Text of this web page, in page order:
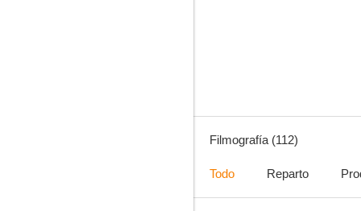
Filmografía (112)
Todo Reparto